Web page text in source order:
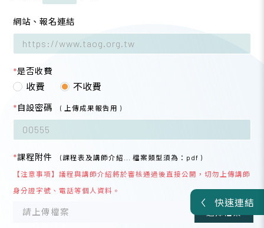
快速連結
網站、報名連結
*是否收費
收費 不收費
*自設密碼 ( 上傳成果報告用 )
*課程附件
(課程表及講師介紹... 檔案類型須為：pdf )
【注意事項】議程與講師介紹將於審核通過後直接公開，切勿上傳講師
身分證字號、電話等個人資料。
請上傳檔案